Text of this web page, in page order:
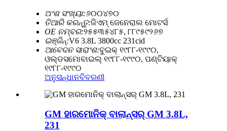
ଅଂଶ ସଂଖ୍ୟା:୬୦୦୪୭୦
ତିଆରି କରନ୍ତୁ:ଜିଏମ୍ ଜେନେରାଲ ମୋଟର୍ସ
OE ନମ୍ବର:୨୫୫୩୫୪୮୫, ୮୮୯୫୯୨୬୭
ଇଞ୍ଜିନ୍:V6 3.8L 3800cc 231cid
ଆବେଦନ ସାରାଂଶ:ବୁଇକ୍ ୧୯୮୮-୧୯୯୦,
ଓଲ୍ଡସମୋବାଇଲ୍ ୧୯୮୮-୧୯୯୦, ପଣ୍ଟିୟାକ୍
୧୯୮୮-୧୯୯୦
ଅନୁସନ୍ଧାନବିବରଣୀ
GM ହାରମୋନିକ୍ ବାଲାନ୍ସର୍ GM 3.8L,
231